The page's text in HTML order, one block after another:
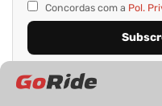
Concordas com a Pol.